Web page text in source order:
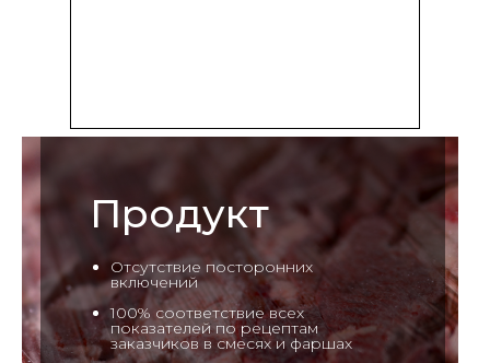
Продукт
Отсутствие посторонних
включений
100% соответствие всех
показателей по рецептам
заказчиков в смесях и фаршах